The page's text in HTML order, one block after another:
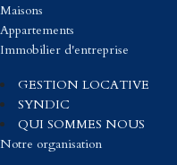
Maisons
Appartements
Immobilier d'entreprise
GESTION LOCATIVE
SYNDIC
QUI SOMMES NOUS
Notre organisation